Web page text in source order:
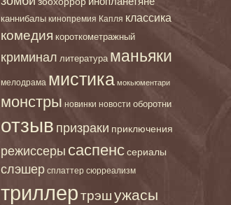
каннибалы кинопремия Капля классика
комедия короткометражный
криминал литература маньяки
мелодрама мистика мокьюментари
монстры новинки новости оборотни
отзыв призраки приключения
режиссеры саспенссериалы
слэшер сплаттер сюрреализм
триллертрэшужасы